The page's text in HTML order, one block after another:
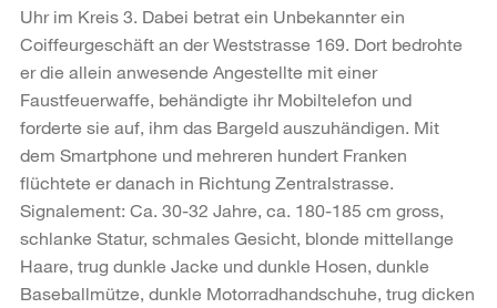
Uhr im Kreis 3. Dabei betrat ein Unbekannter ein
Coiffeurgeschäft an der Weststrasse 169. Dort bedrohte
er die allein anwesende Angestellte mit einer
Faustfeuerwaffe, behändigte ihr Mobiltelefon und
forderte sie auf, ihm das Bargeld auszuhändigen. Mit
dem Smartphone und mehreren hundert Franken
flüchtete er danach in Richtung Zentralstrasse.
Signalement: Ca. 30-32 Jahre, ca. 180-185 cm gross,
schlanke Statur, schmales Gesicht, blonde mittellange
Haare, trug dunkle Jacke und dunkle Hosen, dunkle
Baseballmütze, dunkle Motorradhandschuhe, trug dicken